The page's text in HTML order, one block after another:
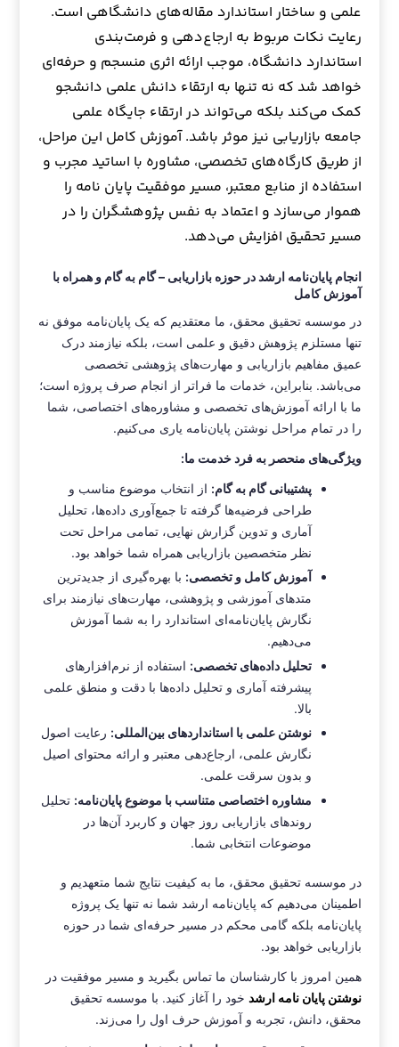
علمی و ساختار استاندارد مقاله‌های دانشگاهی است.
رعایت نکات مربوط به ارجاع‌دهی و فرمت‌بندی
استاندارد دانشگاه، موجب ارائه اثری منسجم و حرفه‌ای
خواهد شد که نه تنها به ارتقاء دانش علمی دانشجو
کمک می‌کند بلکه می‌تواند در ارتقاء جایگاه علمی
جامعه بازاریابی نیز موثر باشد. آموزش کامل این مراحل،
از طریق کارگاه‌های تخصصی، مشاوره با اساتید مجرب و
استفاده از منابع معتبر، مسیر موفقیت پایان نامه را
هموار می‌سازد و اعتماد به نفس پژوهشگران را در
مسیر تحقیق افزایش می‌دهد.
انجام پایان‌نامه ارشد در حوزه بازاریابی – گام به گام و همراه با
آموزش کامل
در موسسه تحقیق محقق، ما معتقدیم که یک پایان‌نامه موفق نه
تنها مستلزم پژوهش دقیق و علمی است، بلکه نیازمند درک
عمیق مفاهیم بازاریابی و مهارت‌های پژوهشی تخصصی
می‌باشد. بنابراین، خدمات ما فراتر از انجام صرف پروژه است؛
ما با ارائه آموزش‌های تخصصی و مشاوره‌های اختصاصی، شما
را در تمام مراحل نوشتن پایان‌نامه یاری می‌کنیم.
ویژگی‌های منحصر به فرد خدمت ما:
پشتیبانی گام به گام: از انتخاب موضوع مناسب و
طراحی فرضیه‌ها گرفته تا جمع‌آوری داده‌ها، تحلیل
آماری و تدوین گزارش نهایی، تمامی مراحل تحت
نظر متخصصین بازاریابی همراه شما خواهد بود.
آموزش کامل و تخصصی: با بهره‌گیری از جدیدترین
متدهای آموزشی و پژوهشی، مهارت‌های نیازمند برای
نگارش پایان‌نامه‌ای استاندارد را به شما آموزش
می‌دهیم.
تحلیل داده‌های تخصصی: استفاده از نرم‌افزارهای
پیشرفته آماری و تحلیل داده‌ها با دقت و منطق علمی
بالا.
نوشتن علمی با استانداردهای بین‌المللی: رعایت اصول
نگارش علمی، ارجاع‌دهی معتبر و ارائه محتوای اصیل
و بدون سرقت علمی.
مشاوره اختصاصی متناسب با موضوع پایان‌نامه: تحلیل
روندهای بازاریابی روز جهان و کاربرد آن‌ها در
موضوعات انتخابی شما.
در موسسه تحقیق محقق، ما به کیفیت نتایج شما متعهدیم و
اطمینان می‌دهیم که پایان‌نامه ارشد شما نه تنها یک پروژه
پایان‌نامه بلکه گامی محکم در مسیر حرفه‌ای شما در حوزه
بازاریابی خواهد بود.
همین امروز با کارشناسان ما تماس بگیرید و مسیر موفقیت در
نوشتن پایان نامه ارشد خود را آغاز کنید. با موسسه تحقیق
محقق، دانش، تجربه و آموزش حرف اول را می‌زند.